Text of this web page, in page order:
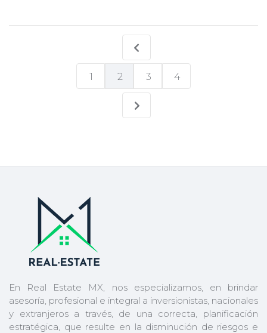
1 2 3 4
En Real Estate MX, nos especializamos, en brindar
asesoría, profesional e integral a inversionistas, nacionales
y extranjeros a través, de una correcta, planificación
estratégica, que resulte en la disminución de riesgos e